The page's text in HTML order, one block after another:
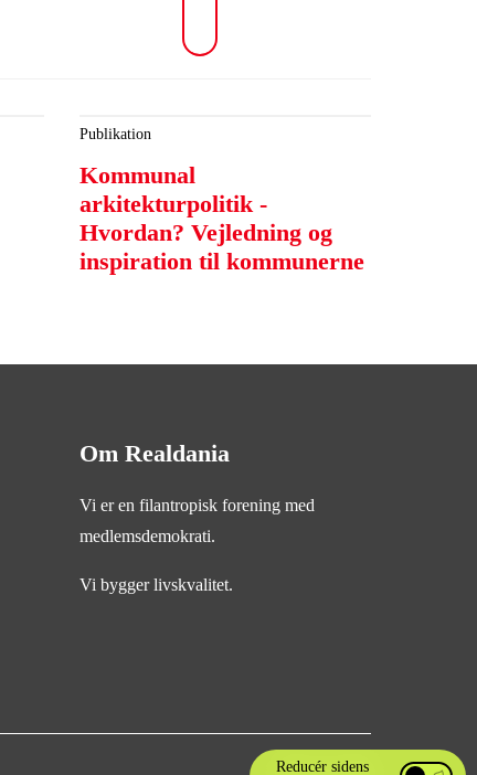
Publikation
Kommunal
arkitekturpolitik -
Hvordan? Vejledning og
inspiration til kommunerne
Reducér sidens
Om Realdania
Vi er en filantropisk forening med
medlemsdemokrati.
Vi bygger livskvalitet.